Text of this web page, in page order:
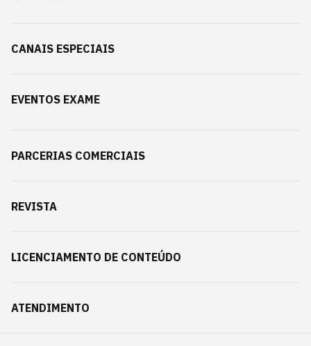
CANAIS ESPECIAIS
EVENTOS EXAME
PARCERIAS COMERCIAIS
REVISTA
LICENCIAMENTO DE CONTEÚDO
ATENDIMENTO